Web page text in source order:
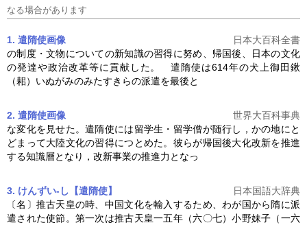
なる場合があります
1. 遣隋使画像
日本大百科全書
の制度・文物についての新知識の習得に努め、帰国後、日本の文化
の発達や政治改革等に貢献した。遣隋使は614年の犬上御田鍬
（耜）いぬがみのみたすきらの派遣を最後と
2. 遣隋使画像
世界大百科事典
な変化を見せた。遣隋使には留学生・留学僧が随行し，かの地にと
どまって大陸文化の習得につとめた。彼らが帰国後大化改新を推進
する知識層となり，改新事業の推進力となっ
3. けんずい‐し【遣隋使】
日本国語大辞典
〔名〕推古天皇の時、中国文化を輸入するため、わが国から隋に派
遣された使節。第一次は推古天皇一五年（六〇七）小野妹子（一六